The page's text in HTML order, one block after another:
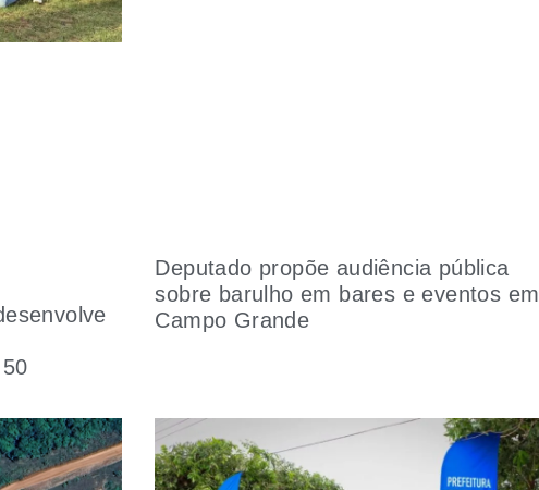
Deputado propõe audiência pública
sobre barulho em bares e eventos em
Campo Grande